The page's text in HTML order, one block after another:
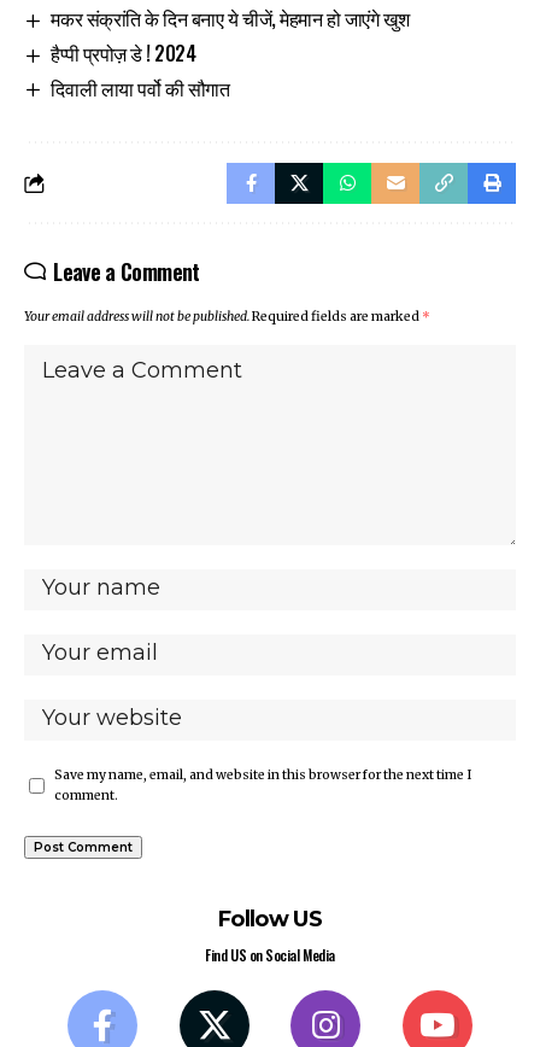
मकर संक्रांति के दिन बनाए ये चीजें, मेहमान हो जाएंगे खुश
हैप्पी प्रपोज़ डे ! 2024
दिवाली लाया पर्वो की सौगात
Leave a Comment
Your email address will not be published.Required fields are marked *
Save my name, email, and website in this browser for the next time I
comment.
Follow US
Find US on Social Media